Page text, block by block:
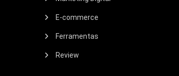
E-commerce
Ferramentas
Review